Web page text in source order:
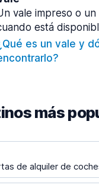
vale impreso o
está
es un vale y
más
de alquiler de
más populares